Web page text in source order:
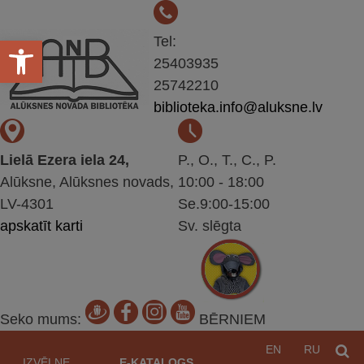
Open toolbar
Tel:
25403935
25742210
biblioteka.info@aluksne.lv
Lielā Ezera iela 24,
Alūksne, Alūksnes novads,
LV-4301
apskatīt karti
P., O., T., C., P.
10:00 - 18:00
Se.9:00-15:00
Sv. slēgta
Seko mums:
BĒRNIEM
EN RU